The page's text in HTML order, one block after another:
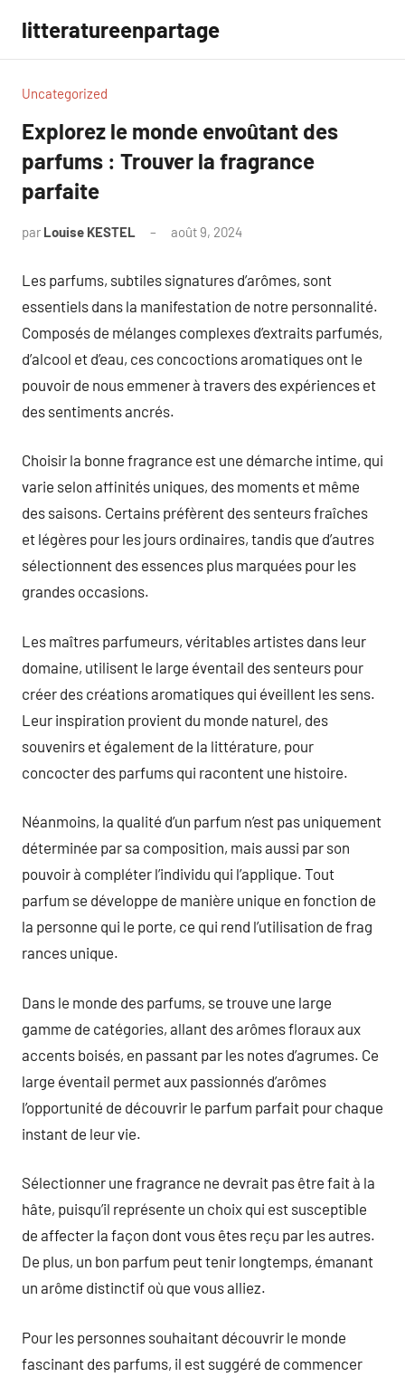
contenu
litteratureenpartage
Uncategorized
Explorez le monde envoûtant des
parfums : Trouver la fragrance
parfaite
par Louise KESTEL août 9, 2024
Les parfums, subtiles signatures d’arômes, sont
essentiels dans la manifestation de notre personnalité.
Composés de mélanges complexes d’extraits parfumés,
d’alcool et d’eau, ces concoctions aromatiques ont le
pouvoir de nous emmener à travers des expériences et
des sentiments ancrés.
Choisir la bonne fragrance est une démarche intime, qui
varie selon affinités uniques, des moments et même
des saisons. Certains préfèrent des senteurs fraîches
et légères pour les jours ordinaires, tandis que d’autres
sélectionnent des essences plus marquées pour les
grandes occasions.
Les maîtres parfumeurs, véritables artistes dans leur
domaine, utilisent le large éventail des senteurs pour
créer des créations aromatiques qui éveillent les sens.
Leur inspiration provient du monde naturel, des
souvenirs et également de la littérature, pour
concocter des parfums qui racontent une histoire.
Néanmoins, la qualité d’un parfum n’est pas uniquement
déterminée par sa composition, mais aussi par son
pouvoir à compléter l’individu qui l’applique. Tout
parfum se développe de manière unique en fonction de
la personne qui le porte, ce qui rend l’utilisation de frag
rances unique.
Dans le monde des parfums, se trouve une large
gamme de catégories, allant des arômes floraux aux
accents boisés, en passant par les notes d’agrumes. Ce
large éventail permet aux passionnés d’arômes
l’opportunité de découvrir le parfum parfait pour chaque
instant de leur vie.
Sélectionner une fragrance ne devrait pas être fait à la
hâte, puisqu’il représente un choix qui est susceptible
de affecter la façon dont vous êtes reçu par les autres.
De plus, un bon parfum peut tenir longtemps, émanant
un arôme distinctif où que vous alliez.
Pour les personnes souhaitant découvrir le monde
fascinant des parfums, il est suggéré de commencer